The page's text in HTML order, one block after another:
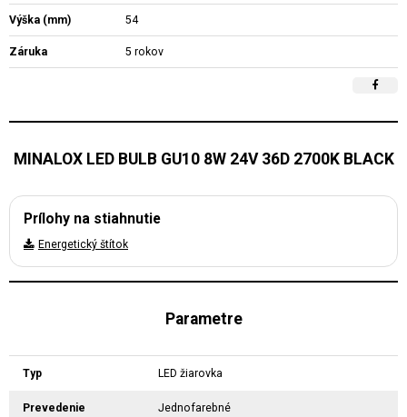
Výška (mm) 54
Záruka 5 rokov
MINALOX LED BULB GU10 8W 24V 36D 2700K BLACK
Prílohy na stiahnutie
Energetický štítok
Parametre
Typ LED žiarovka
Prevedenie Jednofarebné